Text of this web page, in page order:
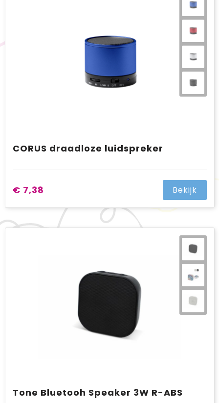
Brievenbuspakketten
CORUS draadloze luidspreker
€ 7,38 Bekijk
Tone Bluetooh Speaker 3W R-ABS